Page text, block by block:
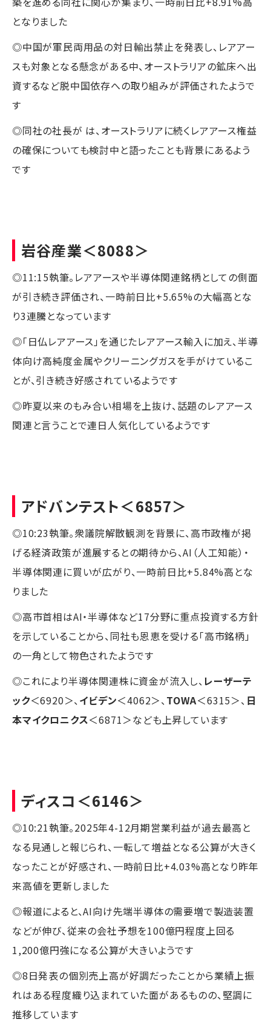
となりました
◎中国が軍民両用品の対日輸出禁止を発表し、レアアー
スも対象となる懸念がある中、オーストラリアの鉱床へ出
資するなど脱中国依存への取り組みが評価されたようで
す
◎同社の社長が は、オーストラリアに続くレアアース権益
の確保についても検討中と語ったことも背景にあるよう
です
岩谷産業＜8088＞
◎11:15執筆。レアアースや半導体関連銘柄としての側面
が引き続き評価され、一時前日比+5.65%の大幅高とな
り3連騰となっています
◎「日仏レアアース」を通じたレアアース輸入に加え、半導
体向け高純度金属やクリーニングガスを手がけているこ
とが、引き続き好感されているようです
◎昨夏以来のもみ合い相場を上抜け、話題のレアアース
関連と言うことで連日人気化しているようです
アドバンテスト＜6857＞
◎10:23執筆。衆議院解散観測を背景に、高市政権が掲
げる経済政策が進展するとの期待から、AI（人工知能）・
半導体関連に買いが広がり、一時前日比+5.84%高とな
りました
◎高市首相はAI・半導体など17分野に重点投資する方針
を示していることから、同社も恩恵を受ける「高市銘柄」
の一角として物色されたようです
◎これにより半導体関連株に資金が流入し、 レーザーテ
ック＜6920＞、 イビデン＜4062＞、 TOWA＜6315＞、 日
本マイクロニクス＜6871＞なども上昇しています
ディスコ ＜6146＞
◎10:21執筆。2025年4-12月期営業利益が過去最高と
なる見通しと報じられ、一転して増益となる公算が大きく
なったことが好感され、一時前日比+4.03%高となり昨年
来高値を更新しました
◎報道によると、AI向け先端半導体の需要増で製造装置
などが伸び、従来の会社予想を100億円程度上回る
1,200億円強になる公算が大きいようです
◎8日発表の個別売上高が好調だったことから業績上振
れはある程度織り込まれていた面があるものの、堅調に
推移しています